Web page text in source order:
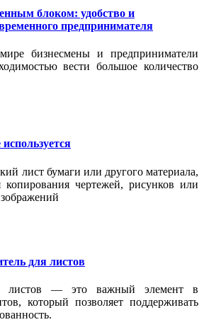
блоком: удобство и
предпринимателя
бизнесмены и предприниматели
вести большое количество
лист бумаги или другого материала,
копирования чертежей, рисунков или
для листов
листов — это важный элемент в
который позволяет поддерживать